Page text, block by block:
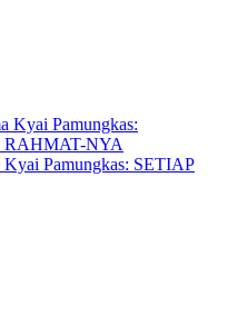
Kyai Pamungkas:
NYA
Pamungkas: SETIAP